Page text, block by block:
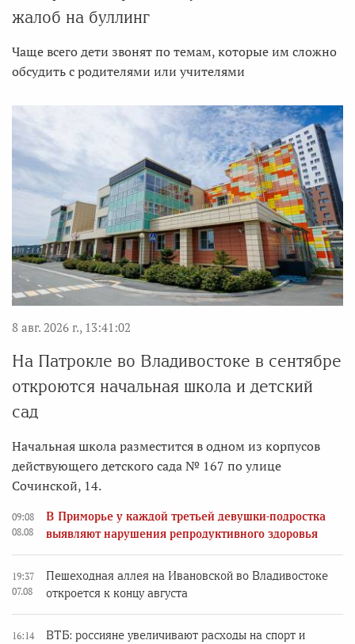
жалоб на буллинг
Чаще всего дети звонят по темам, которые им сложно
обсудить с родителями или учителями
8 авг. 2026 г., 13:41:02
На Патрокле во Владивостоке в сентябре
откроются начальная школа и детский
сад
Начальная школа разместится в одном из корпусов
действующего детского сада № 167 по улице
Сочинской, 14.
09:08
08.08
В Приморье у каждой третьей девушки-подростка
выявляют нарушения репродуктивного здоровья
19:37
07.08
Пешеходная аллея на Ивановской во Владивостоке
откроется к концу августа
16:14
ВТБ: россияне увеличивают расходы на спорт и